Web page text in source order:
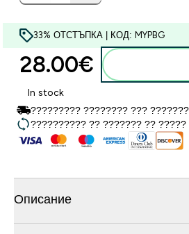
33% ОТСТЪПКА | КОД: MYPBG
28.00€‎
In stock
????????? ???????? ???
?????????? ?? ??????? ??
Описание